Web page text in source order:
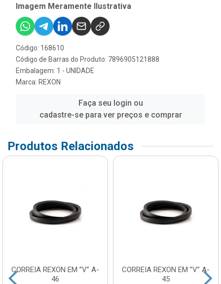
Imagem Meramente Ilustrativa
Código: 168610
Código de Barras do Produto: 7896905121888
Embalagem: 1 - UNIDADE
Marca: REXON
Faça seu login ou
cadastre-se para ver preços e comprar
Produtos Relacionados
CORREIA REXON EM ”V” A-
46
CORREIA REXON EM ”V” A-
45